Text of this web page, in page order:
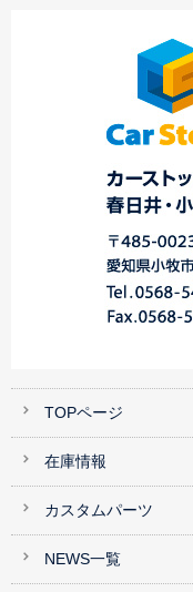
日…
TOPページ
在庫情報
カスタムパーツ
NEWS一覧